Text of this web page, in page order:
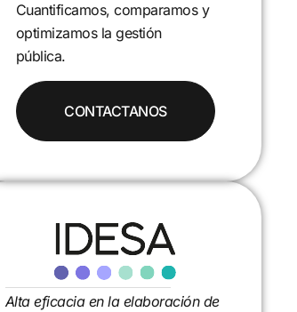
efectos. Desarrollamos
proyectos de investigación que
aportan evidencia y soluciones.
Alta eficacia en la elaboración de